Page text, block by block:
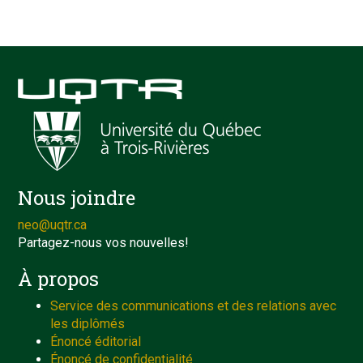
Nous joindre
neo@uqtr.ca
Partagez-nous vos nouvelles!
À propos
Service des communications et des relations avec
les diplômés
Énoncé éditorial
Énoncé de confidentialité